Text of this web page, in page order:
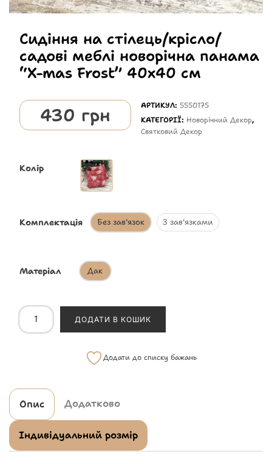
Сидіння на стілець/крісло/
садові меблі новорічна панама
“X-mas Frost” 40х40 см
430 грн АРТИКУЛ: 5550175
КАТЕГОРІЇ: Новорічний Декор,
Святковий Декор
Колір
Комплектація Без зав'язок З зав'язками
Матеріал Дак
ДОДАТИ В КОШИК
Додати до списку бажань
Опис Додатково
Індивідуальний розмір